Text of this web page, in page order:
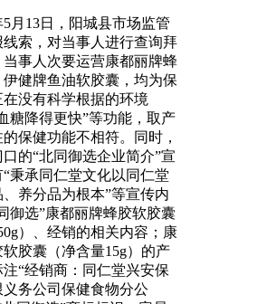
13日，阳城县市场监管
线索，对当事人进行查询拜
事人次要运营康都丽牌蜂
伊健牌鱼油软胶囊，均为保
没有科学根据的环境
糖降得更快”等功能，取产
保健功能不相符。同时，
的“北同御选企业简介”宣
秉承同仁堂文化以同仁堂
养分品为根本”等宣传内
御选”康都丽牌蜂胶软胶囊
）、经销的相关内容；康
胶囊（净含量15g）的产
“经销商：同仁堂兴安保
务公司保健食物分公